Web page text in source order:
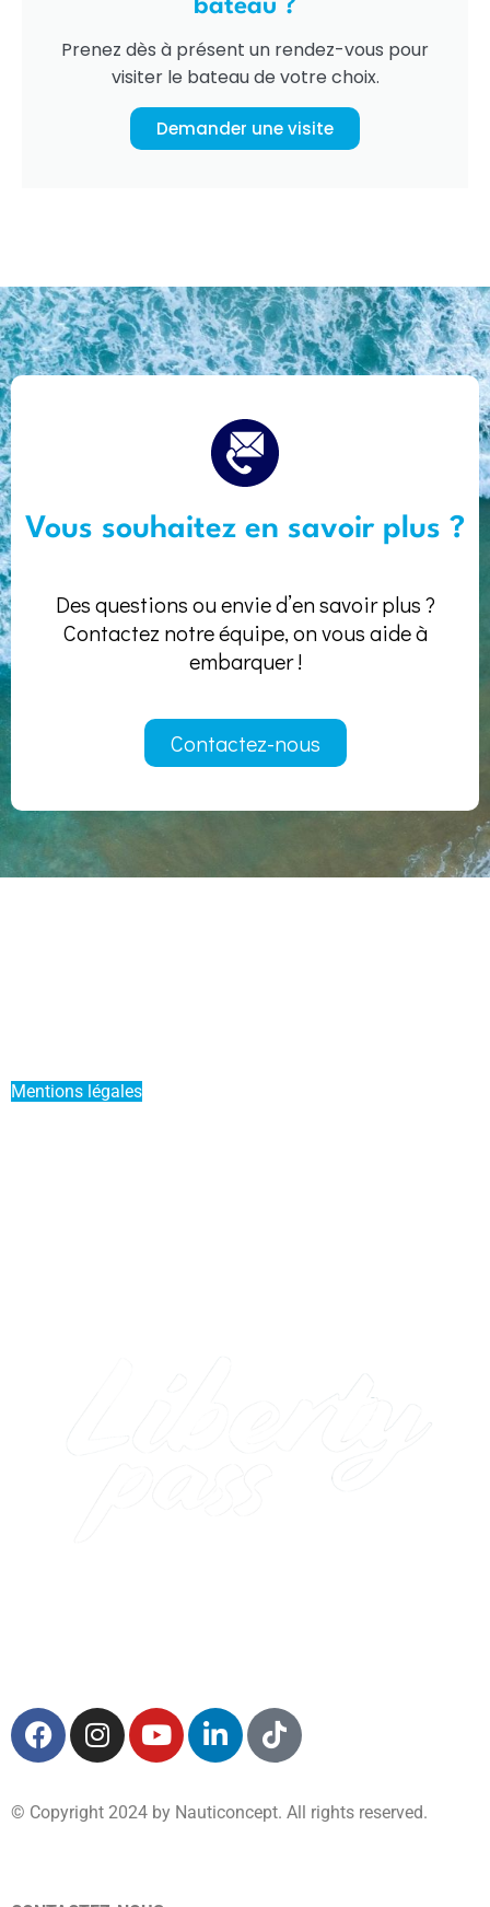
bateau ?
Prenez dès à présent un rendez-vous pour
visiter le bateau de votre choix.
Demander une visite
Vous souhaitez en savoir plus ?
Des questions ou envie d’en savoir plus ?
Contactez notre équipe, on vous aide à
embarquer !
Contactez-nous
Mentions légales
© Copyright 2024 by Nauticoncept. All rights reserved.